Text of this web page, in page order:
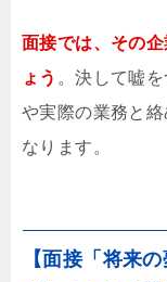
面接では、その
ょう 。決して嘘
や実際の業務と
なります。
【面接「将来